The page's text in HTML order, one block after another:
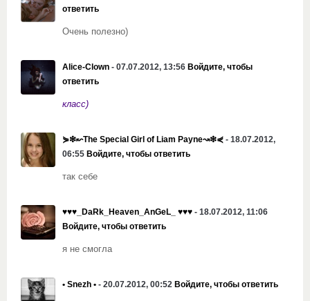
ответить
Очень полезно)
Alice-Clown - 07.07.2012, 13:56 Войдите, чтобы
ответить
класс)
⋟❇↜The Special Girl of Liam Payne↝❇⋞ - 18.07.2012,
06:55 Войдите, чтобы ответить
так себе
♥♥♥_DaRk_Heaven_AnGeL_ ♥♥♥ - 18.07.2012, 11:06
Войдите, чтобы ответить
я не смогла
• Snezh • - 20.07.2012, 00:52 Войдите, чтобы ответить